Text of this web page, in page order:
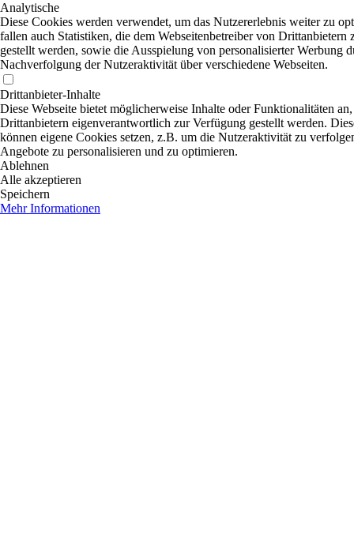
Analytische
Diese Cookies werden verwendet, um das Nutzererlebnis weiter zu
fallen auch Statistiken, die dem Webseitenbetreiber von Drittanbietern
gestellt werden, sowie die Ausspielung von personalisierter Werbung
Nachverfolgung der Nutzeraktivität über verschiedene Webseiten.
Drittanbieter-Inhalte
Diese Webseite bietet möglicherweise Inhalte oder Funktionalitäten
Drittanbietern eigenverantwortlich zur Verfügung gestellt werden.
können eigene Cookies setzen, z.B. um die Nutzeraktivität zu
Angebote zu personalisieren und zu optimieren.
Ablehnen
Alle akzeptieren
Speichern
Mehr Informationen